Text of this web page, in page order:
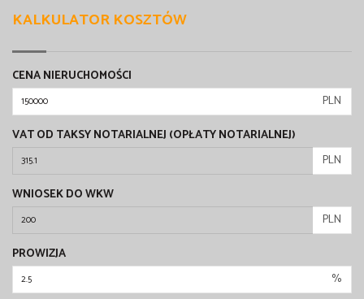
KALKULATOR KOSZTÓW
CENA NIERUCHOMOŚCI
PLN
VAT OD TAKSY NOTARIALNEJ (OPŁATY NOTARIALNEJ)
PLN
WNIOSEK DO WKW
PLN
PROWIZJA
%